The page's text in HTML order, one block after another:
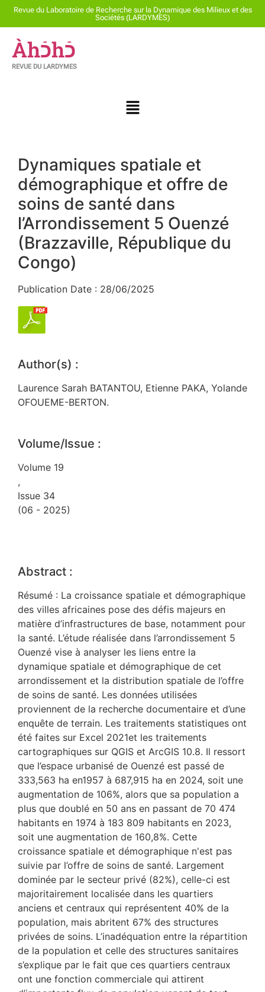
Revue du Laboratoire de Recherche sur la Dynamique des Milieux et des
Sociétés (LARDYMES)
Àhכֿhכֿ
REVUE DU LARDYMES
Dynamiques spatiale et
démographique et offre de
soins de santé dans
l’Arrondissement 5 Ouenzé
(Brazzaville, République du
Congo)
Publication Date : 28/06/2025
Author(s) :
Laurence Sarah BATANTOU, Etienne PAKA, Yolande
OFOUEME-BERTON.
Volume/Issue :
Volume 19
,
Issue 34
(06 - 2025)
Abstract :
Résumé : La croissance spatiale et démographique
des villes africaines pose des défis majeurs en
matière d’infrastructures de base, notamment pour
la santé. L’étude réalisée dans l’arrondissement 5
Ouenzé vise à analyser les liens entre la
dynamique spatiale et démographique de cet
arrondissement et la distribution spatiale de l’offre
de soins de santé. Les données utilisées
proviennent de la recherche documentaire et d’une
enquête de terrain. Les traitements statistiques ont
été faites sur Excel 2021et les traitements
cartographiques sur QGIS et ArcGIS 10.8. Il ressort
que l’espace urbanisé de Ouenzé est passé de
333,563 ha en1957 à 687,915 ha en 2024, soit une
augmentation de 106%, alors que sa population a
plus que doublé en 50 ans en passant de 70 474
habitants en 1974 à 183 809 habitants en 2023,
soit une augmentation de 160,8%. Cette
croissance spatiale et démographique n'est pas
suivie par l’offre de soins de santé. Largement
dominée par le secteur privé (82%), celle-ci est
majoritairement localisée dans les quartiers
anciens et centraux qui représentent 40% de la
population, mais abritent 67% des structures
privées de soins. L’inadéquation entre la répartition
de la population et celle des structures sanitaires
s’explique par le fait que ces quartiers centraux
ont une fonction commerciale qui attirent